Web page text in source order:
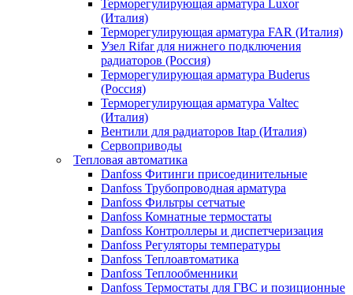
Терморегулирующая арматура Luxor
(Италия)
Терморегулирующая арматура FAR (Италия)
Узел Rifar для нижнего подключения
радиаторов (Россия)
Терморегулирующая арматура Buderus
(Россия)
Терморегулирующая арматура Valtec
(Италия)
Вентили для радиаторов Itap (Италия)
Сервоприводы
Тепловая автоматика
Danfoss Фитинги присоединительные
Danfoss Трубопроводная арматура
Danfoss Фильтры сетчатые
Danfoss Комнатные термостаты
Danfoss Контроллеры и диспетчеризация
Danfoss Регуляторы температуры
Danfoss Теплоавтоматика
Danfoss Теплообменники
Danfoss Термостаты для ГВС и позиционные